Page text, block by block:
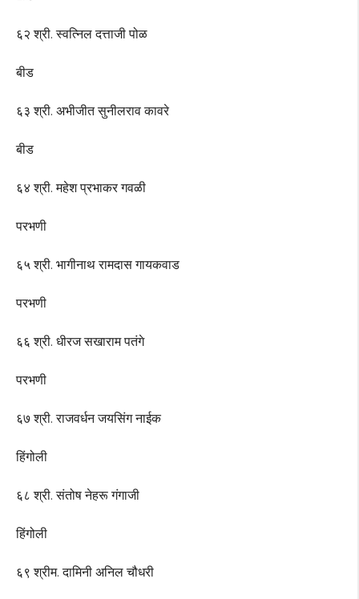
६२ श्री. स्वत्निल दत्ताजी पोळ
बीड
६३ श्री. अभीजीत सुनीलराव कावरे
बीड
६४ श्री. महेश प्रभाकर गवळी
परभणी
६५ श्री. भागीनाथ रामदास गायकवाड
परभणी
६६ श्री. धीरज सखाराम पतंगे
परभणी
६७ श्री. राजवर्धन जयसिंग नाईक
हिंगोली
६८ श्री. संतोष नेहरू गंगाजी
हिंगोली
६९ श्रीम. दामिनी अनिल चौधरी